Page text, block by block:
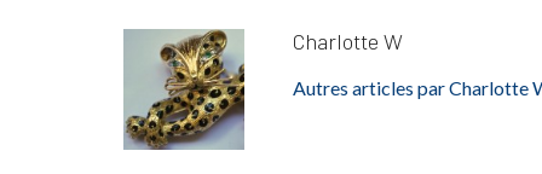
Charlotte W
Autres articles par Charlotte